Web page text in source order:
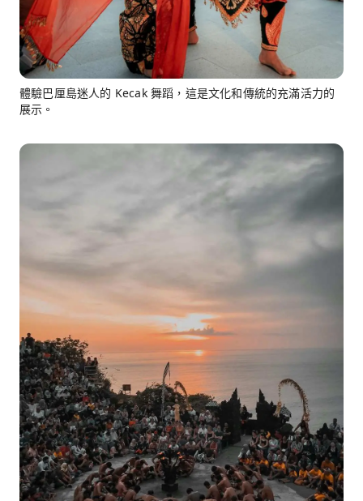
體驗巴厘島迷人的 Kecak 舞蹈，這是文化和傳統的充滿活力的
展示。